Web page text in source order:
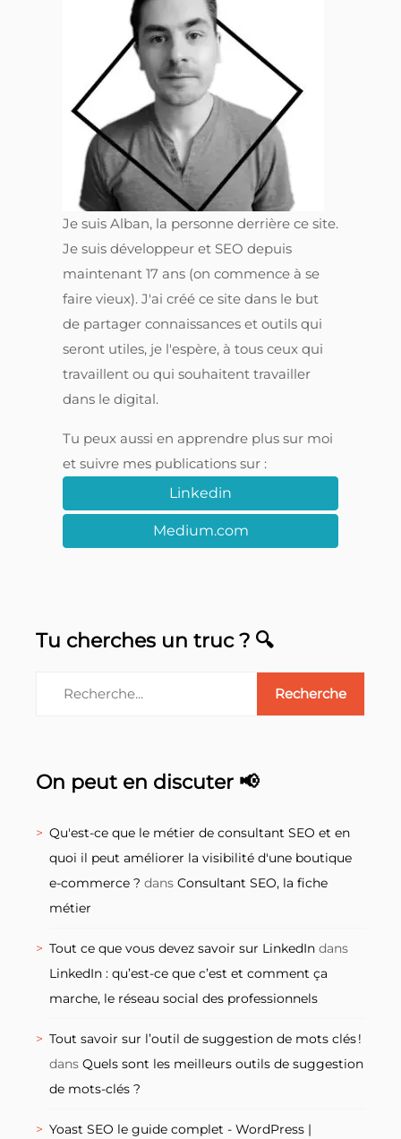
Je suis Alban, la personne derrière ce site.
Je suis développeur et SEO depuis
maintenant 17 ans (on commence à se
faire vieux). J'ai créé ce site dans le but
de partager connaissances et outils qui
seront utiles, je l'espère, à tous ceux qui
travaillent ou qui souhaitent travailler
dans le digital.
Tu peux aussi en apprendre plus sur moi
et suivre mes publications sur :
Linkedin
Medium.com
Tu cherches un truc ? 🔍
On peut en discuter 📢
Qu'est-ce que le métier de consultant SEO et en
quoi il peut améliorer la visibilité d'une boutique
e-commerce ? dans Consultant SEO, la fiche
métier
Tout ce que vous devez savoir sur LinkedIn dans
LinkedIn : qu’est-ce que c’est et comment ça
marche, le réseau social des professionnels
Tout savoir sur l’outil de suggestion de mots clés !
dans Quels sont les meilleurs outils de suggestion
de mots-clés ?
Yoast SEO le guide complet - WordPress |